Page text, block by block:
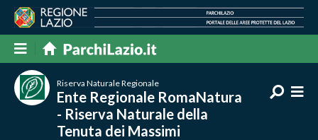
Riserva Naturale Regionale
Ente Regionale RomaNatura
- Riserva Naturale della
Tenuta dei Massimi